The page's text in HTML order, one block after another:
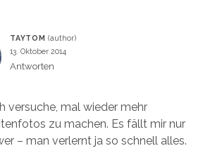
TAYTOM
13. Oktober 2014
Antworten
versuche, mal wieder mehr
zu machen. Es fällt mir nur
– man verlernt ja so schnell alles.